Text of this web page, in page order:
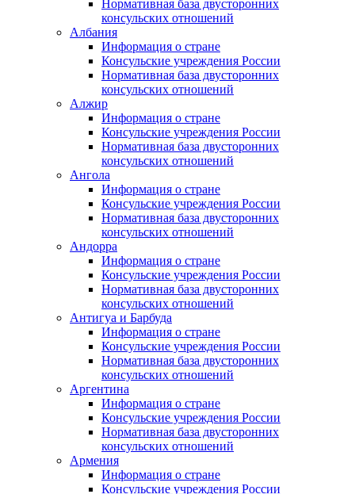
Нормативная база двусторонних
консульских отношений
Албания
Информация о стране
Консульские учреждения России
Нормативная база двусторонних
консульских отношений
Алжир
Информация о стране
Консульские учреждения России
Нормативная база двусторонних
консульских отношений
Ангола
Информация о стране
Консульские учреждения России
Нормативная база двусторонних
консульских отношений
Андорра
Информация о стране
Консульские учреждения России
Нормативная база двусторонних
консульских отношений
Антигуа и Барбуда
Информация о стране
Консульские учреждения России
Нормативная база двусторонних
консульских отношений
Аргентина
Информация о стране
Консульские учреждения России
Нормативная база двусторонних
консульских отношений
Армения
Информация о стране
Консульские учреждения России